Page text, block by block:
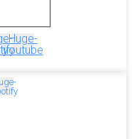
Huge-
youtube